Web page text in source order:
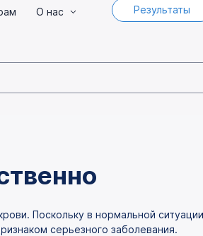
О нас Результаты
Поскольку в нормальной
серьезного заболевания.